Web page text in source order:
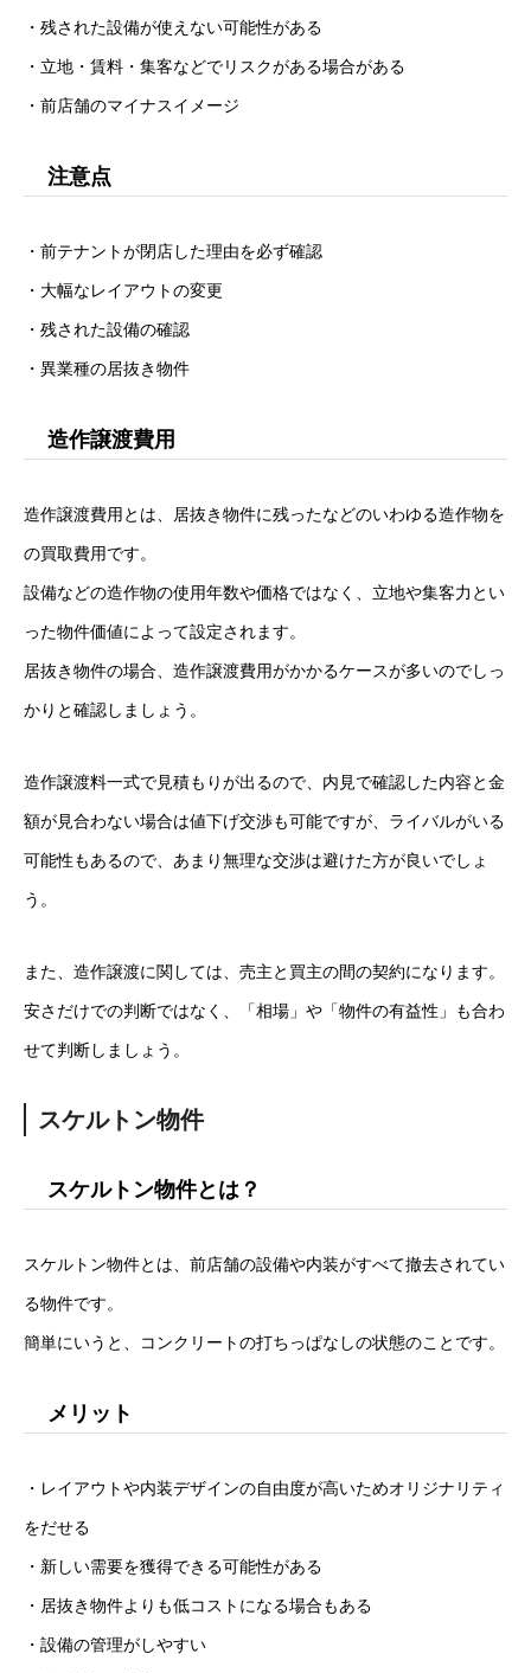
・残された設備が使えない可能性がある
・立地・賃料・集客などでリスクがある場合がある
・前店舗のマイナスイメージ
注意点
・前テナントが閉店した理由を必ず確認
・大幅なレイアウトの変更
・残された設備の確認
・異業種の居抜き物件
造作譲渡費用
造作譲渡費用とは、居抜き物件に残ったなどのいわゆる造作物を
の買取費用です。
設備などの造作物の使用年数や価格ではなく、立地や集客力とい
った物件価値によって設定されます。
居抜き物件の場合、造作譲渡費用がかかるケースが多いのでしっ
かりと確認しましょう。
造作譲渡料一式で見積もりが出るので、内見で確認した内容と金
額が見合わない場合は値下げ交渉も可能ですが、ライバルがいる
可能性もあるので、あまり無理な交渉は避けた方が良いでしょ
う。
また、造作譲渡に関しては、売主と買主の間の契約になります。
安さだけでの判断ではなく、「相場」や「物件の有益性」も合わ
せて判断しましょう。
スケルトン物件
スケルトン物件とは？
スケルトン物件とは、前店舗の設備や内装がすべて撤去されてい
る物件です。
簡単にいうと、コンクリートの打ちっぱなしの状態のことです。
メリット
・レイアウトや内装デザインの自由度が高いためオリジナリティ
をだせる
・新しい需要を獲得できる可能性がある
・居抜き物件よりも低コストになる場合もある
・設備の管理がしやすい